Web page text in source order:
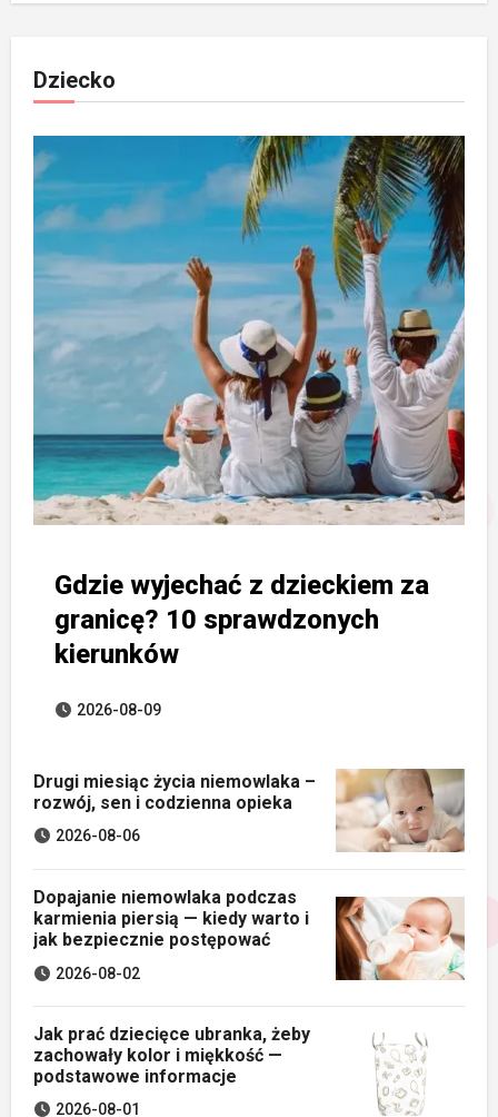
Dziecko
Gdzie wyjechać z dzieckiem za
granicę? 10 sprawdzonych
kierunków
2026-08-09
Drugi miesiąc życia niemowlaka –
rozwój, sen i codzienna opieka
2026-08-06
Dopajanie niemowlaka podczas
karmienia piersią — kiedy warto i
jak bezpiecznie postępować
2026-08-02
Jak prać dziecięce ubranka, żeby
zachowały kolor i miękkość —
podstawowe informacje
2026-08-01